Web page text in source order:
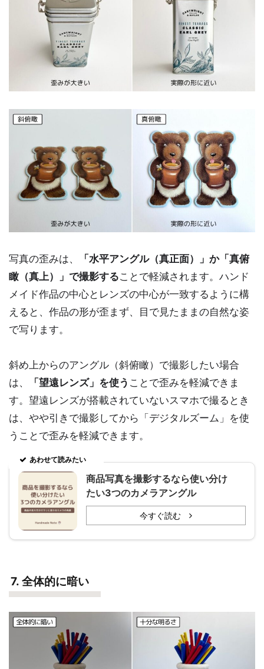
写真の歪みは、
「水平アングル（真正面）」か「真俯
瞰（真上）」で撮影することで軽減されます。ハンド
メイド作品の中心とレンズの中心が一致するように構
えると、作品の形が歪まず、目で見たままの自然な姿
で写ります。
斜め上からのアングル（斜俯瞰）で撮影したい場合
は、
「望遠レンズ」を使う ことで歪みを軽減できま
す。望遠レンズが搭載されていないスマホで撮るとき
は、やや引きで撮影してから「デジタルズーム」を使
うことで歪みを軽減できます。
あわせて読みたい
商品写真を撮影するなら使い分け
たい3つのカメラアングル
今すぐ読む
7. 全体的に暗い